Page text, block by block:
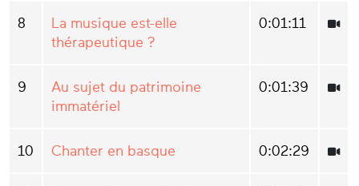
8
La musique est-elle
thérapeutique ?
0:01:11
9
Au sujet du patrimoine
immatériel
0:01:39
10 Chanter en basque 0:02:29